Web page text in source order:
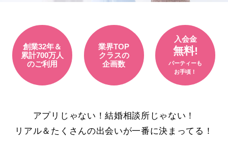
創業32年＆
累計700万人
のご利用
業界TOP
クラスの
企画数
入会金
無料!
パーティーも
お手頃！
アプリじゃない！結婚相談所じゃない！
リアル＆たくさんの出会いが一番に決まってる！